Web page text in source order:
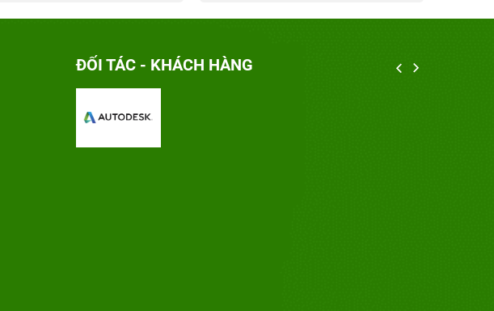
ĐỐI TÁC - KHÁCH HÀNG